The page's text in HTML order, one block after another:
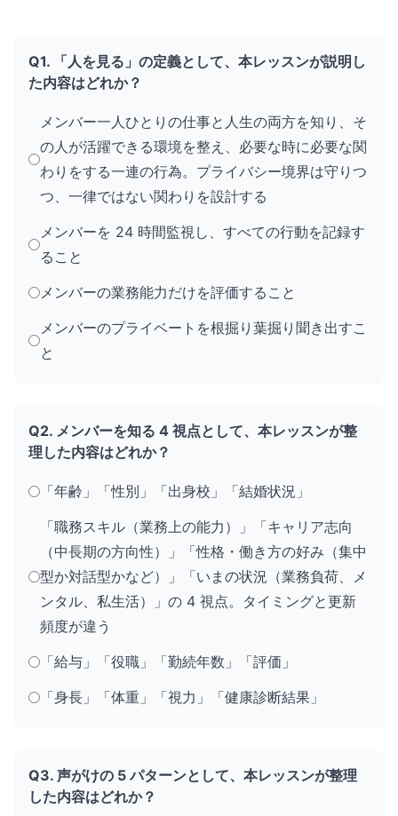
Q1. 「人を見る」の定義として、本レッスンが説明し
た内容はどれか？
メンバー一人ひとりの仕事と人生の両方を知り、そ
の人が活躍できる環境を整え、必要な時に必要な関
わりをする一連の行為。プライバシー境界は守りつ
つ、一律ではない関わりを設計する
メンバーを 24 時間監視し、すべての行動を記録す
ること
メンバーの業務能力だけを評価すること
メンバーのプライベートを根掘り葉掘り聞き出すこ
と
Q2. メンバーを知る 4 視点として、本レッスンが整
理した内容はどれか？
「年齢」「性別」「出身校」「結婚状況」
「職務スキル（業務上の能力）」「キャリア志向
（中長期の方向性）」「性格・働き方の好み（集中
型か対話型かなど）」「いまの状況（業務負荷、メ
ンタル、私生活）」の 4 視点。タイミングと更新
頻度が違う
「給与」「役職」「勤続年数」「評価」
「身長」「体重」「視力」「健康診断結果」
Q3. 声がけの 5 パターンとして、本レッスンが整理
した内容はどれか？